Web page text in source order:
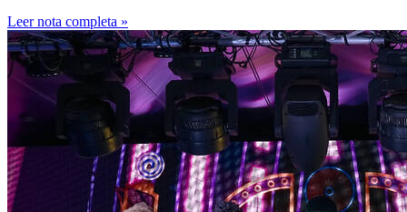
Leer nota completa »